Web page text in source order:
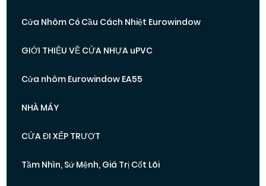
Cửa Nhôm Có Cầu Cách Nhiệt Eurowindow
GIỚI THIỆU VỀ CỬA NHỰA uPVC
Cửa nhôm Eurowindow EA55
NHÀ MÁY
CỬA ĐI XẾP TRƯỢT
Tầm Nhìn, Sứ Mệnh, Giá Trị Cốt Lõi